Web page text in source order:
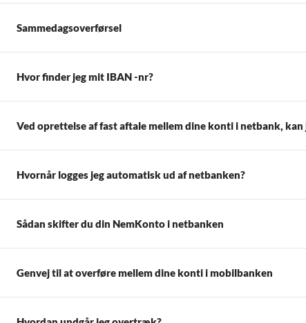
Sammedagsoverførsel
Hvor finder jeg mit IBAN -nr?
Ved oprettelse af fast aftale mellem dine konti i netbank,
Hvornår logges jeg automatisk ud af netbanken?
Sådan skifter du din NemKonto i netbanken
Genvej til at overføre mellem dine konti i mobilbanken